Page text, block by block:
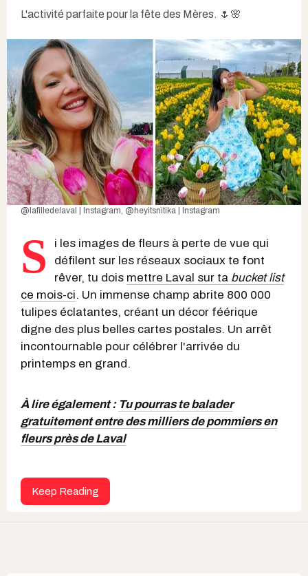
L'activité parfaite pour la fête des Mères. 🌷🌸
@lafilledelaval | Instagram @heyitsnitika | Instagram
S
i les images de fleurs à perte de vue qui
défilent sur les réseaux sociaux te font
rêver, tu dois mettre Laval sur ta bucket list
ce mois-ci. Un immense champ abrite 800 000
tulipes éclatantes, créant un décor féérique
digne des plus belles cartes postales. Un arrêt
incontournable pour célébrer l'arrivée du
printemps en grand.
À lire également : Tu pourras te balader
gratuitement entre des milliers de pommiers en
fleurs près de Laval
Keep Reading